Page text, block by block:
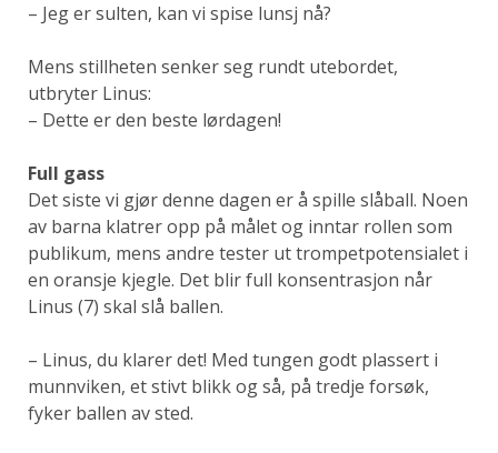
– Jeg er sulten, kan vi spise lunsj nå?
Mens stillheten senker seg rundt utebordet,
utbryter Linus:
– Dette er den beste lørdagen!
Full gass
Det siste vi gjør denne dagen er å spille slåball. Noen
av barna klatrer opp på målet og inntar rollen som
publikum, mens andre tester ut trompetpotensialet i
en oransje kjegle. Det blir full konsentrasjon når
Linus (7) skal slå ballen.
– Linus, du klarer det! Med tungen godt plassert i
munnviken, et stivt blikk og så, på tredje forsøk,
fyker ballen av sted.